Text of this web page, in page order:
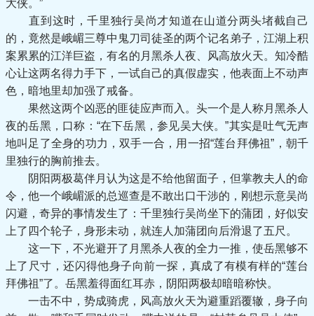
大侠。”
直到这时，千里独行吴尚才知道在山道分两头堵截自己
的，竟然是峨嵋三尊中鬼刀司徒圣的两个记名弟子，江湖上积
案累累的江洋巨盗，有名的月黑杀人夜、风高放火天。知冷酷
心让这两名得力手下，一试自己的真假虚实，他表面上不动声
色，暗地里却加强了戒备。
果然这两个凶恶的匪徒应声而入。头一个是人称月黑杀人
夜的岳黑，口称：“在下岳黑，参见吴大侠。”其实是吐气无声
地叫足了全身的功力，双手一合，用一招“莲台拜佛祖”，朝千
里独行的胸前推去。
阴阳两极葛伴月认为这是不给他留面子，但掌教夫人的命
令，他一个峨嵋派的总巡查是不敢出口干涉的，刚想示意吴尚
闪避，奇异的事情发生了：千里独行吴尚坐下的蒲团，好似安
上了四个轮子，身形未动，就连人加蒲团向后滑退了五尺。
这一下，不光避开了月黑杀人夜的全力一推，使岳黑够不
上了尺寸，还闪得他身子向前一探，真成了有模有样的“莲台
拜佛祖”了。岳黑羞得面红耳赤，阴阳两极却暗暗称快。
一击不中，势成骑虎，风高放火天为避重蹈覆辙，身子向